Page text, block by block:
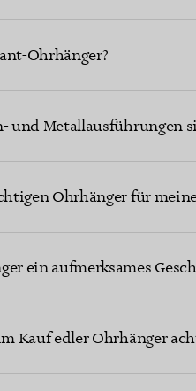
Ohrhänger?
und Metallausführungen
Ohrhänger für
ein aufmerksames
Kauf edler Ohrhänger